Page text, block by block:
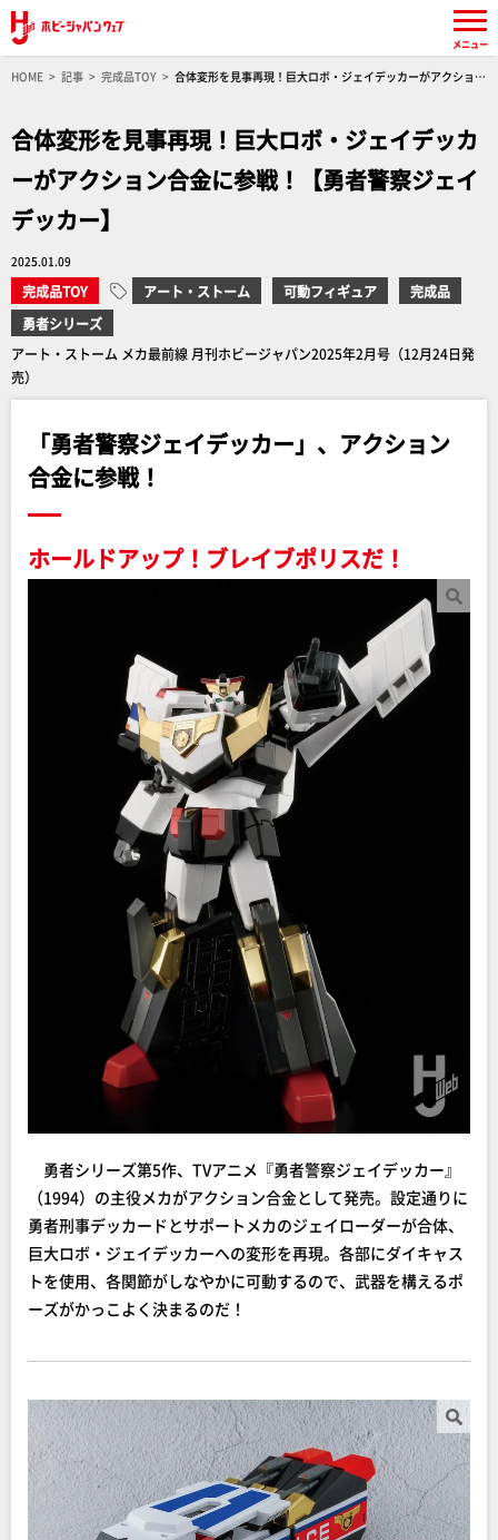
HOME 記事 完成品TOY
合体変形を見事再現！巨大ロボ・ジェイデッカーがアクション
合体変形を見事再現！巨大ロボ・ジェイデッカ
ーがアクション合金に参戦！【勇者警察ジェイ
デッカー】
2025.01.09
完成品TOY アート・ストーム 可動フィギュア
完成品
勇者シリーズ
アート・ストーム メカ最前線 月刊ホビージャパン2025年2月号（12月24日発
売）
「勇者警察ジェイデッカー」、アクション
合金に参戦！
ホールドアップ！ブレイブポリスだ！
勇者シリーズ第5作、TVアニメ『勇者警察ジェイデッカー』
（1994）の主役メカがアクション合金として発売。設定通りに
勇者刑事デッカードとサポートメカのジェイローダーが合体、
巨大ロボ・ジェイデッカーへの変形を再現。各部にダイキャス
トを使用、各関節がしなやかに可動するので、武器を構えるポ
ーズがかっこよく決まるのだ！
メニュー